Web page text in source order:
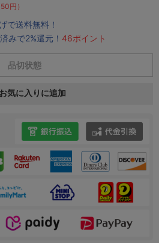
円）
で送料無料！
みで2%還元！ 46ポイント
品切状態
お気に入りに追加